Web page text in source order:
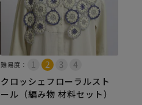
難易度：
クロッシェフローラルスト
ール（編み物 材料セット）